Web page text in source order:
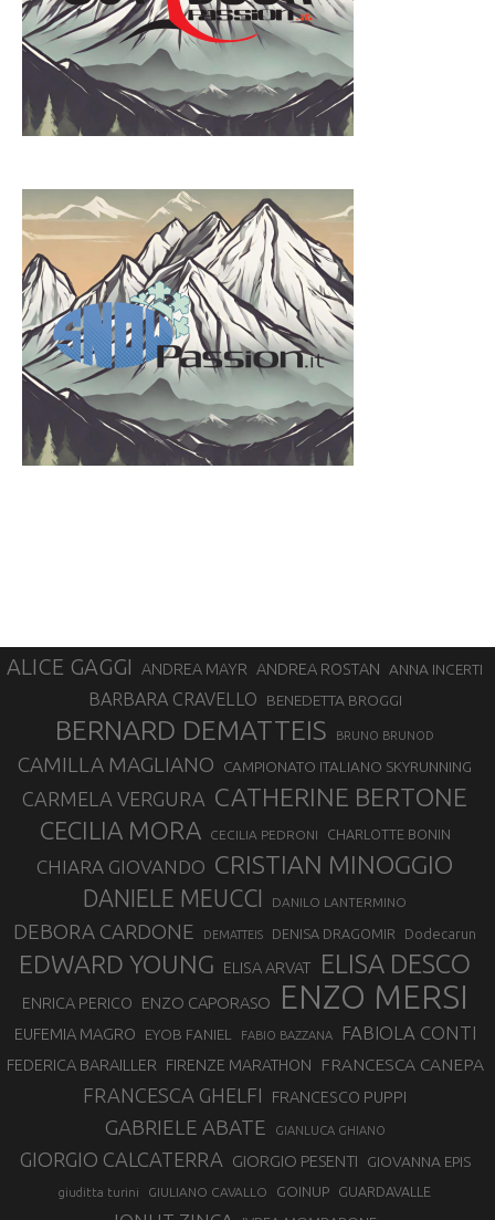
ALICE GAGGI ANDREA MAYR ANDREA ROSTAN ANNA INCERTI
BARBARA CRAVELLO BENEDETTA BROGGI
BERNARD DEMATTEIS BRUNO BRUNOD
CAMILLA MAGLIANO CAMPIONATO ITALIANO SKYRUNNING
CARMELA VERGURA CATHERINE BERTONE
CECILIA MORA CECILIA PEDRONI CHARLOTTE BONIN
CHIARA GIOVANDO CRISTIAN MINOGGIO
DANIELE MEUCCI DANILO LANTERMINO
DEBORA CARDONE DEMATTEIS DENISA DRAGOMIR Dodecarun
EDWARD YOUNG ELISA ARVAT ELISA DESCO
ENRICA PERICO ENZO CAPORASO ENZO MERSI
EUFEMIA MAGRO EYOB FANIEL FABIO BAZZANA FABIOLA CONTI
FEDERICA BARAILLER FIRENZE MARATHON FRANCESCA CANEPA
FRANCESCA GHELFI FRANCESCO PUPPI
GABRIELE ABATE GIANLUCA GHIANO
GIORGIO CALCATERRA GIORGIO PESENTI GIOVANNA EPIS
giuditta turini GIULIANO CAVALLO GOINUP GUARDAVALLE